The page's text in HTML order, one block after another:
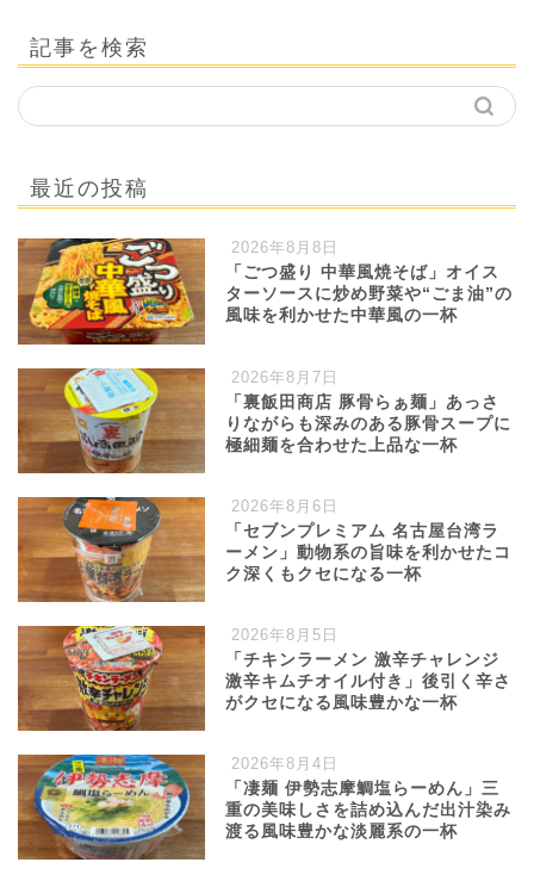
記事を検索
最近の投稿
2026年8月8日
「ごつ盛り 中華風焼そば」オイス
ターソースに炒め野菜や“ごま油”の
風味を利かせた中華風の一杯
2026年8月7日
「裏飯田商店 豚骨らぁ麺」あっさ
りながらも深みのある豚骨スープに
極細麺を合わせた上品な一杯
2026年8月6日
「セブンプレミアム 名古屋台湾ラ
ーメン」動物系の旨味を利かせたコ
ク深くもクセになる一杯
2026年8月5日
「チキンラーメン 激辛チャレンジ
激辛キムチオイル付き」後引く辛さ
がクセになる風味豊かな一杯
2026年8月4日
「凄麺 伊勢志摩鯛塩らーめん」三
重の美味しさを詰め込んだ出汁染み
渡る風味豊かな淡麗系の一杯